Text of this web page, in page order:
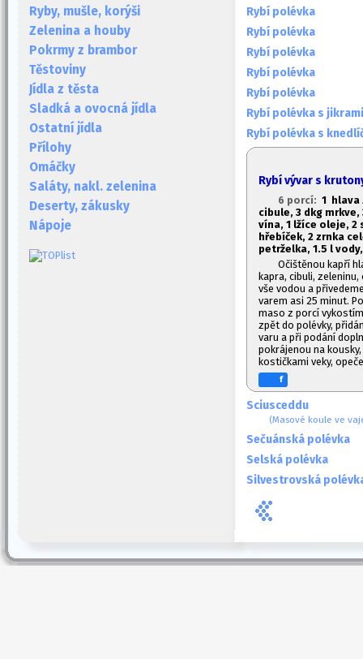
Ryby, mušle, korýši
Zelenina a houby
Pokrmy z brambor
Těstoviny
Jídla z těsta
Sladká a ovocná jídla
Ostatní jídla
Přílohy
Omáčky
Saláty, nakl. zelenina
Deserty, zákusky
Nápoje
Rybí polévka
Rybí polévka
Rybí polévka
Rybí polévka
Rybí polévka
Rybí polévka s jikrami
Rybí polévka s
Rybí vývar s
6 porcí: 1 hlava
cibule, 3 dkg
vína, 1 lžíce oleje, 2
hřebíček, 2 zrnka
petrželka, 1.5 l
Očištěnou kapří
kapra, cibuli,
vše vodou a
varem asi 25 minut.
maso z porcí
zpět do polévky,
varu a při podání
pokrájenou na
kostičkami veky,
f
Sciusceddu
(Masové koule ve
Sečuánská polévka
Selská polévka
Silvestrovská